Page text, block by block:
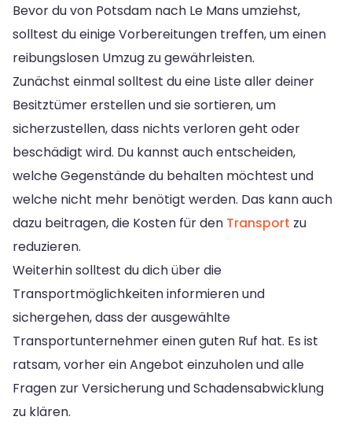
Bevor du von Potsdam nach Le Mans umziehst,
solltest du einige Vorbereitungen treffen, um einen
reibungslosen Umzug zu gewährleisten.
Zunächst einmal solltest du eine Liste aller deiner
Besitztümer erstellen und sie sortieren, um
sicherzustellen, dass nichts verloren geht oder
beschädigt wird. Du kannst auch entscheiden,
welche Gegenstände du behalten möchtest und
welche nicht mehr benötigt werden. Das kann auch
dazu beitragen, die Kosten für den Transport zu
reduzieren.
Weiterhin solltest du dich über die
Transportmöglichkeiten informieren und
sichergehen, dass der ausgewählte
Transportunternehmer einen guten Ruf hat. Es ist
ratsam, vorher ein Angebot einzuholen und alle
Fragen zur Versicherung und Schadensabwicklung
zu klären.